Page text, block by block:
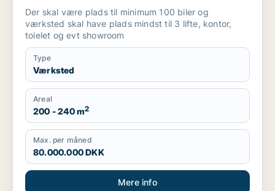
Der skal være plads til minimum 100 biler og
værksted skal have plads mindst til 3 lifte, kontor,
toielet og evt showroom
Type
Værksted
Areal
200 - 240 m2
Max. per måned
80.000.000 DKK
Mere info